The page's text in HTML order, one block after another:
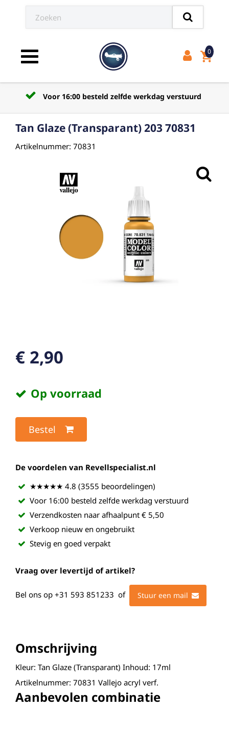
Toggle navigation shopping_cart
0
Voor 16:00 besteld zelfde werkdag verstuurd
Tan Glaze (Transparant) 203 70831
Artikelnummer: 70831
€ 2,90
Op voorraad
Bestel
De voordelen van Revellspecialist.nl
★★★★★ 4.8 (3555 beoordelingen)
Voor 16:00 besteld zelfde werkdag verstuurd
Verzendkosten naar afhaalpunt € 5,50
Verkoop nieuw en ongebruikt
Stevig en goed verpakt
Vraag over levertijd of artikel?
Bel ons op +31 593 851233 of Stuur een mail
Omschrijving
Kleur: Tan Glaze (Transparant) Inhoud: 17ml
Artikelnummer: 70831 Vallejo acryl verf.
Aanbevolen combinatie